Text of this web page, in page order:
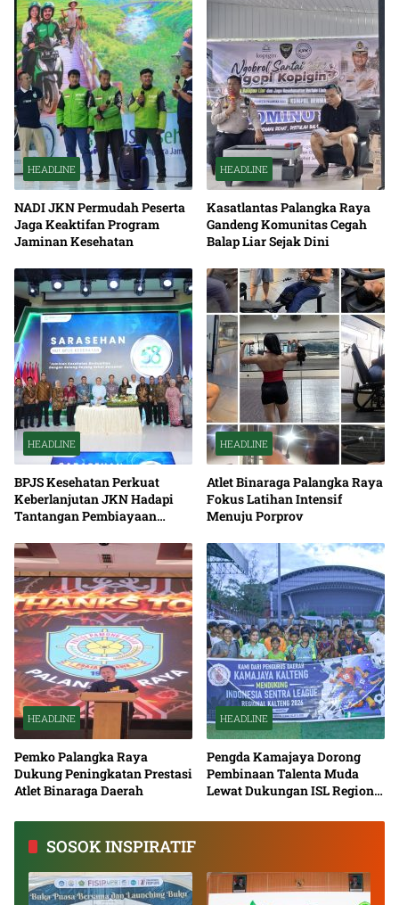
HEADLINE
NADI JKN Permudah Peserta
Jaga Keaktifan Program
Jaminan Kesehatan
HEADLINE
Kasatlantas Palangka Raya
Gandeng Komunitas Cegah
Balap Liar Sejak Dini
HEADLINE
BPJS Kesehatan Perkuat
Keberlanjutan JKN Hadapi
Tantangan Pembiayaan
HEADLINE
Atlet Binaraga Palangka Raya
Fokus Latihan Intensif
Menuju Porprov
HEADLINE
Pemko Palangka Raya
Dukung Peningkatan Prestasi
Atlet Binaraga Daerah
HEADLINE
Pengda Kamajaya Dorong
Pembinaan Talenta Muda
Lewat Dukungan ISL Regional
SOSOK INSPIRATIF